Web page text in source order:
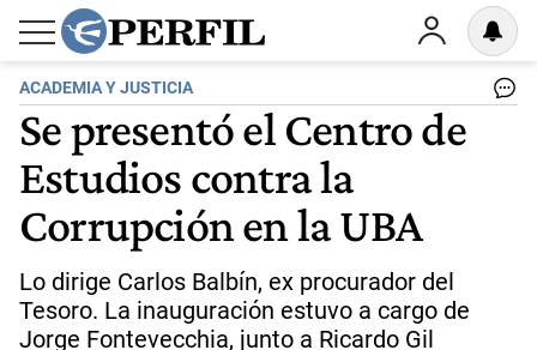
ACADEMIA Y JUSTICIA
Se presentó el Centro de
Estudios contra la
Corrupción en la UBA
Lo dirige Carlos Balbín, ex procurador del
Tesoro. La inauguración estuvo a cargo de
Jorge Fontevecchia, junto a Ricardo Gil